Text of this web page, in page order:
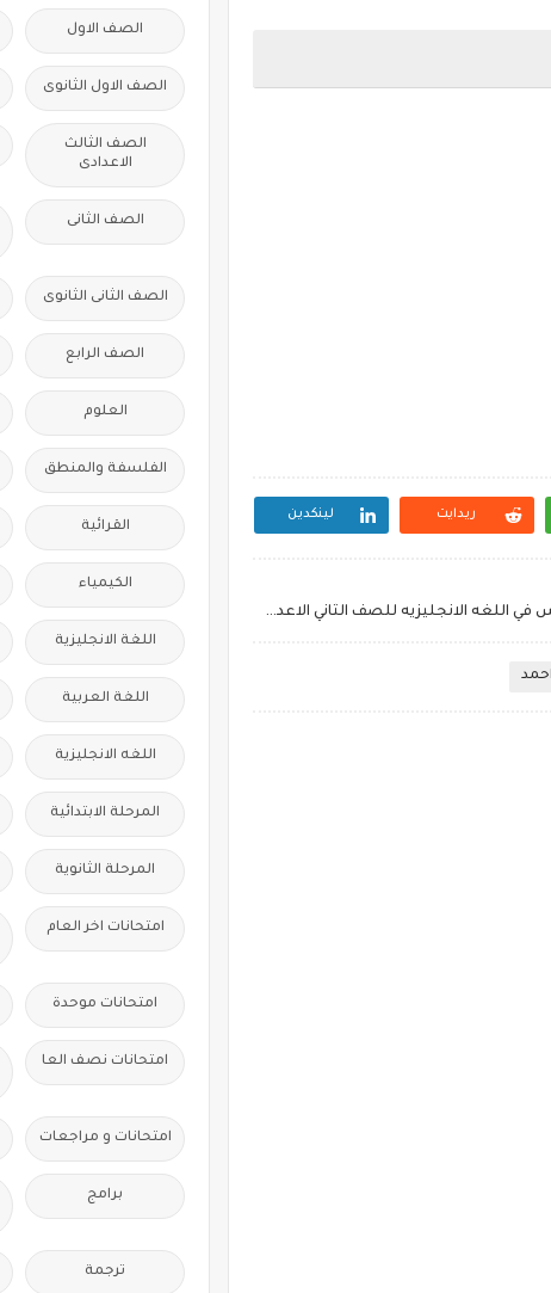
ريدايت لينكدين
حمل مذكره الفارس في اللغه الانجليزيه للصف الثاني الاعدادي لمستر اسلام احمد
الصف الاول
الصف الاول الثانوى
الصف الثالث
الاعدادى
الصف الثانى
الصف الثانى الثانوى
الصف الرابع
العلوم
الفلسفة والمنطق
القرائية
الكيمياء
اللغة الانجليزية
اللغة العربية
اللغه الانجليزية
المرحلة الابتدائية
المرحلة الثانوية
امتحانات اخر العام
امتحانات موحدة
امتحانات نصف العا
امتحانات و مراجعات
برامج
ترجمة